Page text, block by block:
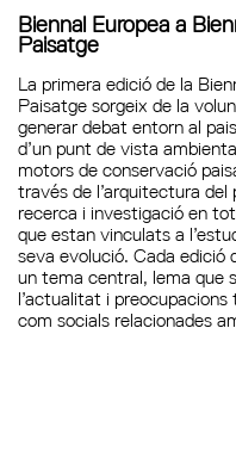
Biennal Europea a
Paisatge
La primera edició de la
Paisatge sorgeix de la
generar debat entorn al
d’un punt de vista
motors de conservació
través de l’arquitectura
recerca i investigació en
que estan vinculats a
seva evolució. Cada edició
un tema central, lema que
l’actualitat i
com socials relacionades